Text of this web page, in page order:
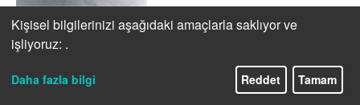
HAFIF TASARIM AVANTAJ
e-çekiciler için ilave taşıma
Kişisel bilgilerinizi aşağıdaki amaçlarla saklıyor ve
işliyoruz: .
Daha fazla bilgi Reddet Tamam